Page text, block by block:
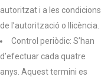
autoritzat i a les condicions
de l’autorització o llicència.
Control periòdic: S’han
d’efectuar cada quatre
anys. Aquest termini es